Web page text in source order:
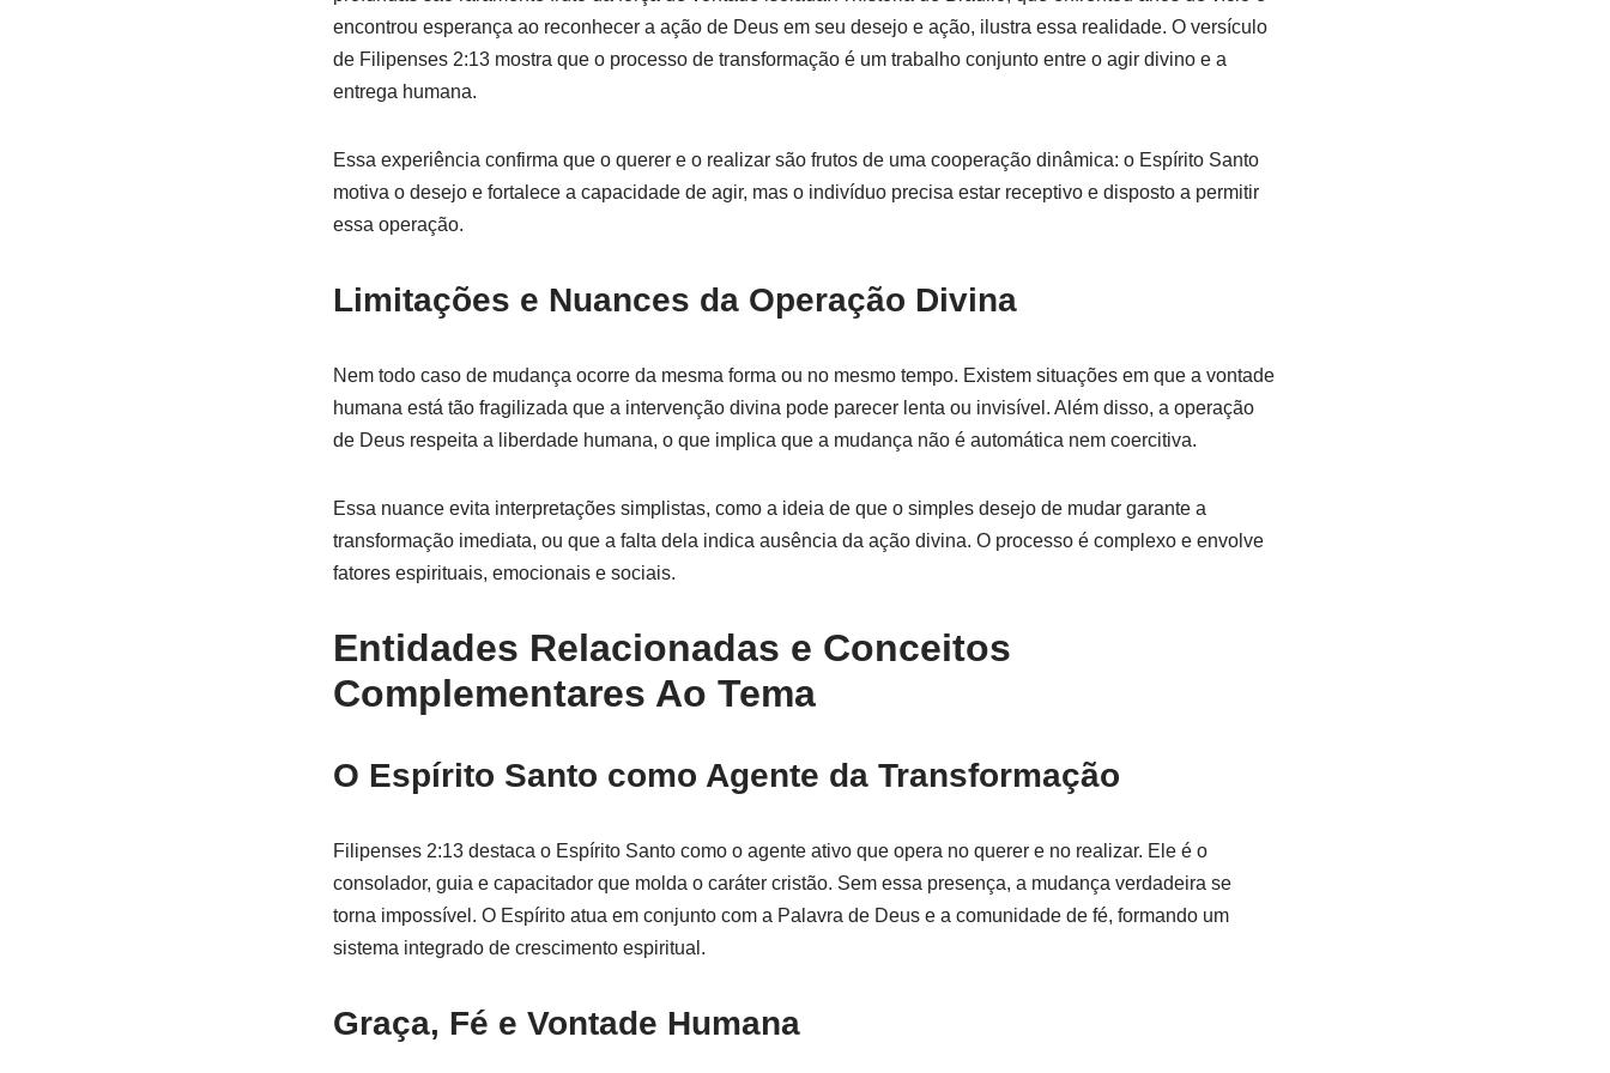
encontrou esperança ao reconhecer a ação de Deus em seu desejo e ação, ilustra essa realidade. O versículo
de Filipenses 2:13 mostra que o processo de transformação é um trabalho conjunto entre o agir divino e a
entrega humana.
Essa experiência confirma que o querer e o realizar são frutos de uma cooperação dinâmica: o Espírito Santo
motiva o desejo e fortalece a capacidade de agir, mas o indivíduo precisa estar receptivo e disposto a permitir
essa operação.
Limitações e Nuances da Operação Divina
Nem todo caso de mudança ocorre da mesma forma ou no mesmo tempo. Existem situações em que a vontade
humana está tão fragilizada que a intervenção divina pode parecer lenta ou invisível. Além disso, a operação
de Deus respeita a liberdade humana, o que implica que a mudança não é automática nem coercitiva.
Essa nuance evita interpretações simplistas, como a ideia de que o simples desejo de mudar garante a
transformação imediata, ou que a falta dela indica ausência da ação divina. O processo é complexo e envolve
fatores espirituais, emocionais e sociais.
Entidades Relacionadas e Conceitos
Complementares Ao Tema
O Espírito Santo como Agente da Transformação
Filipenses 2:13 destaca o Espírito Santo como o agente ativo que opera no querer e no realizar. Ele é o
consolador, guia e capacitador que molda o caráter cristão. Sem essa presença, a mudança verdadeira se
torna impossível. O Espírito atua em conjunto com a Palavra de Deus e a comunidade de fé, formando um
sistema integrado de crescimento espiritual.
Graça, Fé e Vontade Humana